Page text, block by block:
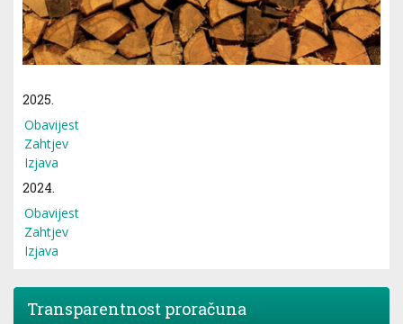
2025.
Obavijest
Zahtjev
Izjava
2024.
Obavijest
Zahtjev
Izjava
Transparentnost proračuna